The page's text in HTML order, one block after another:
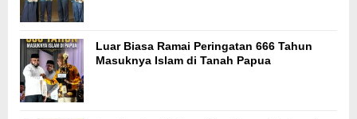
Luar Biasa Ramai Peringatan 666 Tahun
Masuknya Islam di Tanah Papua